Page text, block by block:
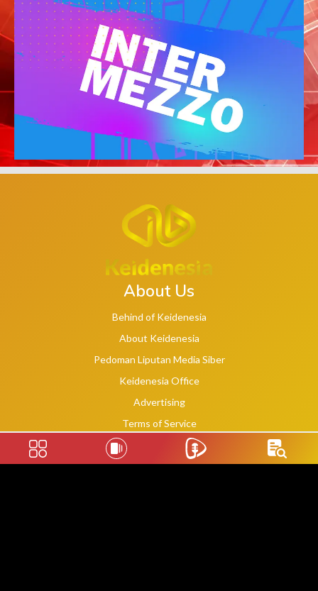
About Us
Behind of Keidenesia
About Keidenesia
Pedoman Liputan Media Siber
Keidenesia Office
Advertising
Terms of Service
Privacy Policy
Social Links